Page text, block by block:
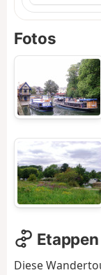
Fotos
Diese